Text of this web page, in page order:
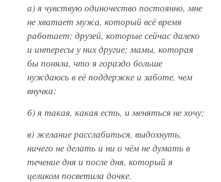
а) я чувствую одиночество постоянно, мне
не хватает мужа, который всё время
работает; друзей, которые сейчас далеко
и интересы у них другие; мамы, которая
бы поняла, что я гораздо больше
нуждаюсь в её поддержке и заботе, чем
внучка;
б) я такая, какая есть, и меняться не хочу;
в) желание расслабиться, выдохнуть,
ничего не делать и ни о чём не думать в
течение дня и после дня, который я
целиком посветила дочке.